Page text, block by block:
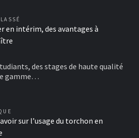
en intérim, des avantages à
des stages de haute qualité
gamme…
sur l’usage du torchon en